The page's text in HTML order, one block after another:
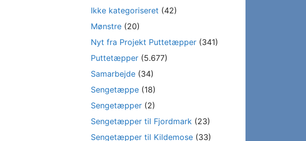
Ikke kategoriseret (42)
Mønstre (20)
Nyt fra Projekt Puttetæpper (341)
Puttetæpper (5.677)
Samarbejde (34)
Sengetæppe (18)
Sengetæpper (2)
Sengetæpper til Fjordmark (23)
Sengetæpper til Kildemose (33)